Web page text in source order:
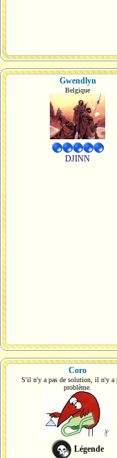
Gwendlyn
Belgique
DJINN
Coro
S'il n'y a pas de solution, il n'y a
problème.
Légende